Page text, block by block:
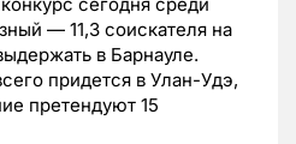
сегодня среди
— 11,3 соискателя на
в Барнауле.
придется в Улан-Удэ,
претендуют 15